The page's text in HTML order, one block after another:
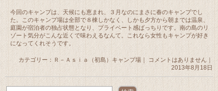
今回のキャンプは、天候にも恵まれ、３月なのにまさに春のキャンプでし
た。このキャンプ場は全部で８棟しかなく、しかも夕方から朝までは温泉、
庭園が宿泊者の独占状態となり、プライベート感ばっちりです。南の島のリ
ゾート気分がこんな近くで味わえるなんて。これなら女性もキャンプが好き
になってくれそうです。
カテゴリー： Ｒ－Ａｓｉａ（初島）キャンプ場｜ コメントはありません
2013年8月18日